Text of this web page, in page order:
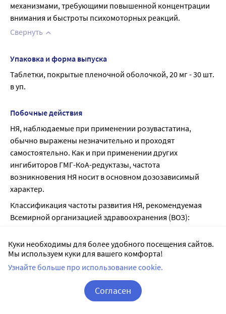
механизмами, требующими повышенной концентрации
внимания и быстроты психомоторных реакций.
Свернуть
Упаковка и форма выпуска
Таблетки, покрытые пленочной оболочкой, 20 мг - 30 шт.
в уп.
Побочные действия
НЯ, наблюдаемые при применении розувастатина,
обычно выражены незначительно и проходят
самостоятельно. Как и при применении других
ингибиторов ГМГ-КоА-редуктазы, частота
возникновения НЯ носит в основном дозозависимый
характер.
Классификация частоты развития НЯ, рекомендуемая
Всемирной организацией здравоохранения (ВОЗ):
часто от ? 1/100 до < 1/10
нечасто от ? 1/1000 до < 1/100
редко от ? 1/10000 до < 1/1000
очень редко < 1/10000
Куки необходимы для более удобного посещения сайтов.
Мы используем куки для вашего комфорта!
Узнайте больше про использование cookie.
Согласен